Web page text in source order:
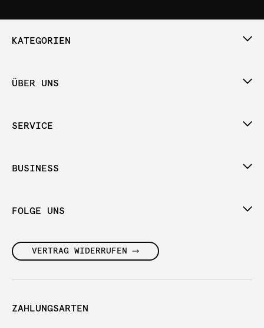
KATEGORIEN
ÜBER UNS
SERVICE
BUSINESS
FOLGE UNS
VERTRAG WIDERRUFEN
ZAHLUNGSARTEN